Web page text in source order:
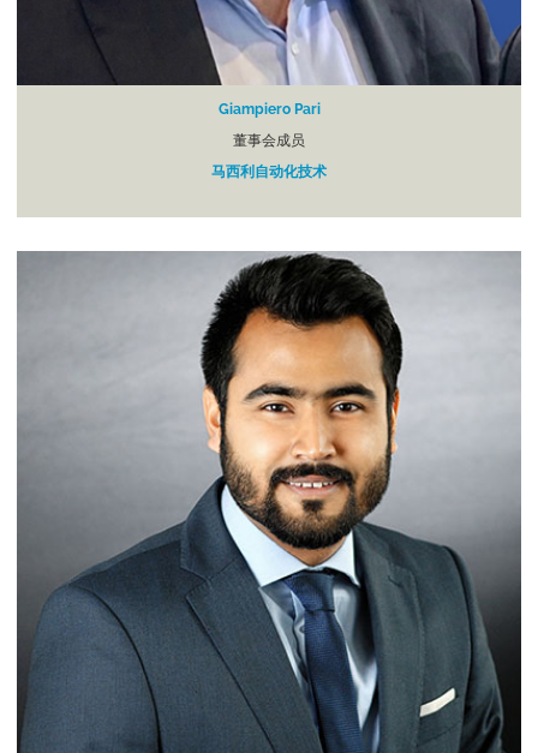
Giampiero Pari
董事会成员
马西利自动化技术